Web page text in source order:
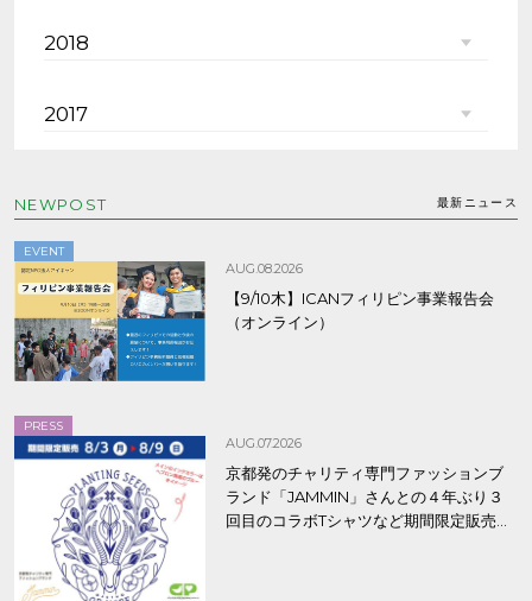
2018
2017
NEWPOST 最新ニュース
EVENT
AUG.08.2026
【9/10木】ICANフィリピン事業報告会
（オンライン）
PRESS
AUG.07.2026
京都発のチャリティ専門ファッションブ
ランド「JAMMIN」さんとの４年ぶり３
回目のコラボTシャツなど期間限定販売、